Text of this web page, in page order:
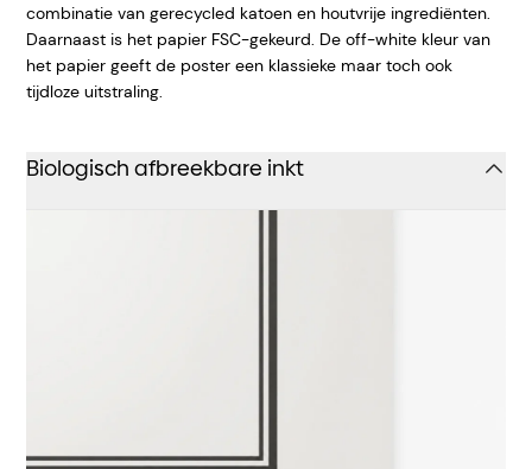
combinatie van gerecycled katoen en houtvrije ingrediënten.
Daarnaast is het papier FSC-gekeurd. De off-white kleur van
het papier geeft de poster een klassieke maar toch ook
tijdloze uitstraling.
Biologisch afbreekbare inkt